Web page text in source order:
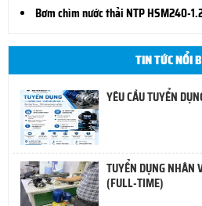
Bơm chìm nước thải NTP HSM240-
TIN TỨC NỔI
YÊU CẦU TUYỂN
TUYỂN DỤNG NHÂN
(FULL-TIME)